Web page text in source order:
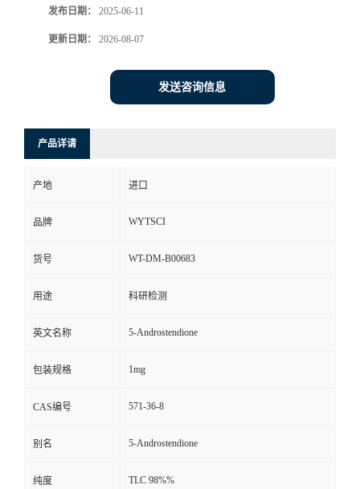
发布日期： 2025-06-11
更新日期： 2026-08-07
发送咨询信息
产品详请
产地 进口
品牌 WYTSCI
货号 WT-DM-B00683
用途 科研检测
英文名称 5-Androstendione
包装规格 1mg
CAS编号 571-36-8
别名 5-Androstendione
纯度 TLC 98%%